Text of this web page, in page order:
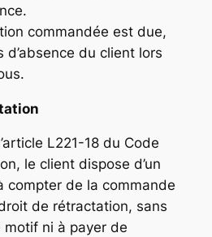
commandée est due,
d’absence du client lors
L221-18 du Code
le client dispose d’un
compter de la commande
de rétractation, sans
ni à payer de